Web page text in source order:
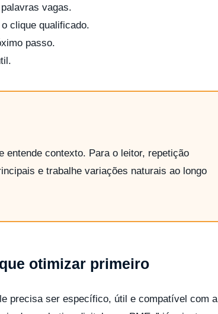
vagas.
clique qualificado.
passo.
contexto. Para o leitor, repetição
e trabalhe variações naturais ao longo
otimizar primeiro
precisa ser específico, útil e compatível com a